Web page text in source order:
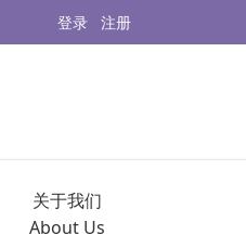
登录 注册
关于我们
About Us